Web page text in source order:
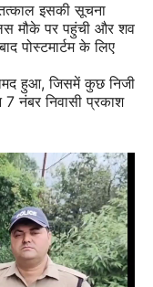
इसकी सूचना
मौके पर पहुंची और शव
पोस्टमार्टम के लिए
हुआ, जिसमें कुछ निजी
नंबर निवासी प्रकाश